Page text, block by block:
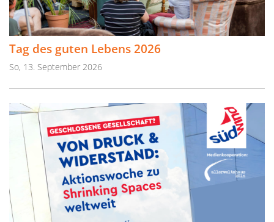
Tag des guten Lebens 2026
So, 13. September 2026